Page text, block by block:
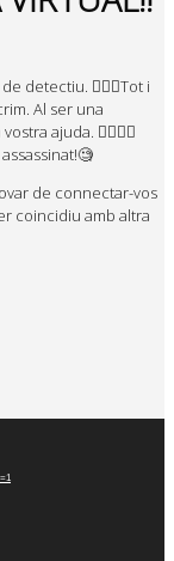
detectiu. 🕵🏼‍♀Tot i
Al ser una
ajuda. 🕴🏻🕴🏻
de connectar-vos
coincidiu amb altra